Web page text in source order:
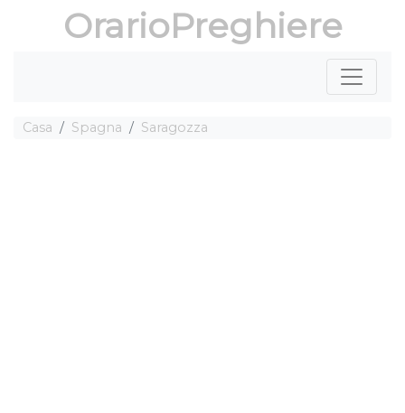
OrarioPreghiere
Casa Spagna Saragozza